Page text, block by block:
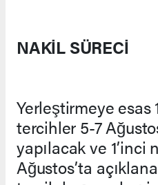
NAKİL SÜRECİ
Yerleştirmeye esas
tercihler 5-7
yapılacak ve 1’inci
Ağustos’ta